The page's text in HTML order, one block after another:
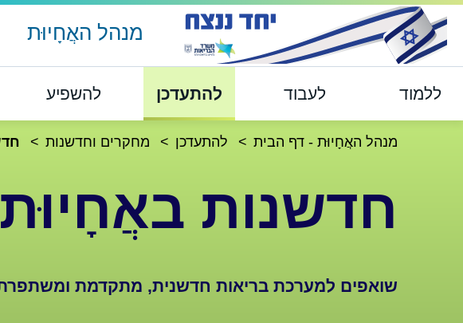
מנהל האֲחָיוּת
ללמוד לעבוד להתעדכן להשפיע
מנהל האֲחָיוּת - דף הבית להתעדכן מחקרים וחדשנות
חדשנות באֲחָיוּת
שואפים למערכת בריאות חדשנית, מתקדמת